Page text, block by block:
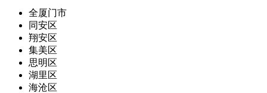
全厦门市
同安区
翔安区
集美区
思明区
湖里区
海沧区